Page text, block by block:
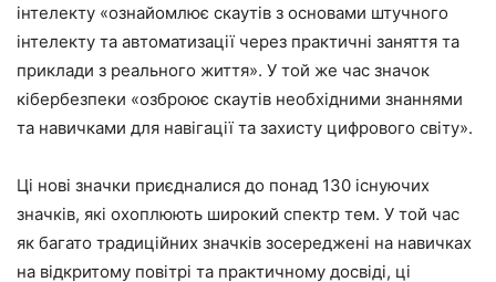
інтелекту «ознайомлює скаутів з основами штучного
інтелекту та автоматизації через практичні заняття та
приклади з реального життя». У той же час значок
кібербезпеки «озброює скаутів необхідними знаннями
та навичками для навігації та захисту цифрового світу».
Ці нові значки приєдналися до понад 130 існуючих
значків, які охоплюють широкий спектр тем. У той час
як багато традиційних значків зосереджені на навичках
на відкритому повітрі та практичному досвіді, ці